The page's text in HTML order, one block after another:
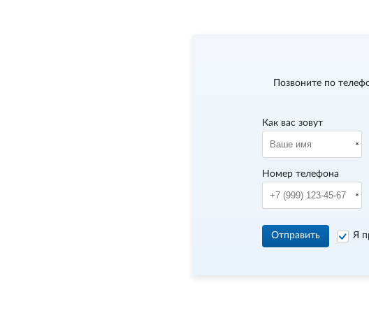
Позвоните по
Как вас зовут
Номер телефона
Отправить Я